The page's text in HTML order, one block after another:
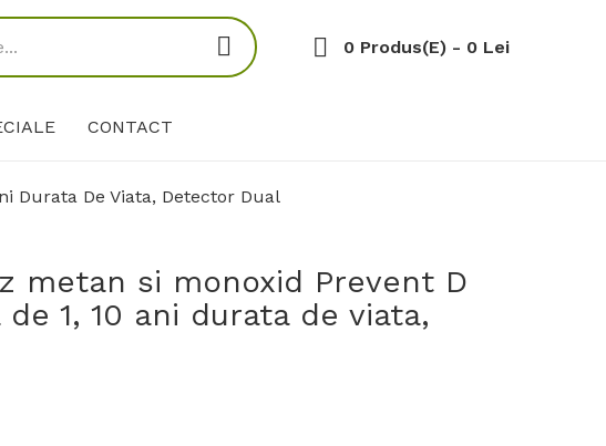
0 Produs(e) - 0 Lei
CONTACT
Durata De Viata, Detector Dual
metan si monoxid Prevent D
1, 10 ani durata de viata,